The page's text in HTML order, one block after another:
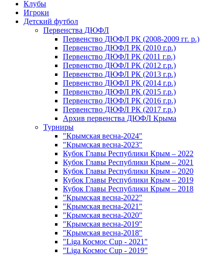
Клубы
Игроки
Детский футбол
Первенства ДЮФЛ
Первенство ДЮФЛ РК (2008-2009 гг. р.)
Первенство ДЮФЛ РК (2010 г.р.)
Первенство ДЮФЛ РК (2011 г.р.)
Первенство ДЮФЛ РК (2012 г.р.)
Первенство ДЮФЛ РК (2013 г.р.)
Первенство ДЮФЛ РК (2014 г.р.)
Первенство ДЮФЛ РК (2015 г.р.)
Первенство ДЮФЛ РК (2016 г.р.)
Первенство ДЮФЛ РК (2017 г.р.)
Архив первенства ДЮФЛ Крыма
Турниры
"Крымская весна-2024"
"Крымская весна-2023"
Кубок Главы Республики Крым – 2022
Кубок Главы Республики Крым – 2021
Кубок Главы Республики Крым – 2020
Кубок Главы Республики Крым – 2019
Кубок Главы Республики Крым – 2018
"Крымская весна-2022"
"Крымская весна-2021"
"Крымская весна-2020"
"Крымская весна-2019"
"Крымская весна-2018"
"Liga Космос Cup - 2021"
"Liga Космос Cup - 2019"